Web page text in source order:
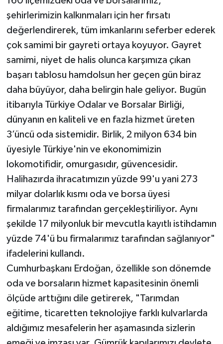
şehirlerimizin kalkınmaları için her fırsatı
değerlendirerek, tüm imkanlarını seferber ederek
çok samimi bir gayreti ortaya koyuyor. Gayret
samimi, niyet de halis olunca karşımıza çıkan
başarı tablosu hamdolsun her geçen gün biraz
daha büyüyor, daha belirgin hale geliyor. Bugün
itibarıyla Türkiye Odalar ve Borsalar Birliği,
dünyanın en kaliteli ve en fazla hizmet üreten
3’üncü oda sistemidir. Birlik, 2 milyon 634 bin
üyesiyle Türkiye'nin ve ekonomimizin
lokomotifidir, omurgasıdır, güvencesidir.
Halihazırda ihracatımızın yüzde 99'u yani 273
milyar dolarlık kısmı oda ve borsa üyesi
firmalarımız tarafından gerçekleştiriliyor. Aynı
şekilde 17 milyonluk bir mevcutla kayıtlı istihdamın
yüzde 74'ü bu firmalarımız tarafından sağlanıyor"
ifadelerini kullandı.
Cumhurbaşkanı Erdoğan, özellikle son dönemde
oda ve borsaların hizmet kapasitesinin önemli
ölçüde arttığını dile getirerek, "Tarımdan
eğitime, ticaretten teknolojiye farklı kulvarlarda
aldığımız mesafelerin her aşamasında sizlerin